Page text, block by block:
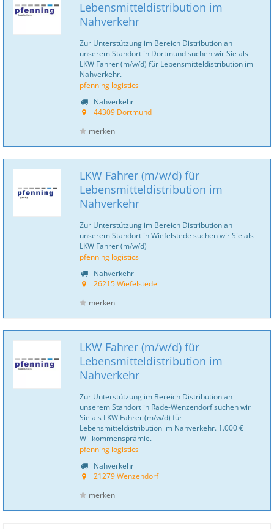
Lebensmitteldistribution im
Nahverkehr
Zur Unterstützung im Bereich Distribution an
unserem Standort in Dortmund suchen wir Sie als
LKW Fahrer (m/w/d) für Lebensmitteldistribution im
Nahverkehr.
pfenning logistics
Nahverkehr
44309 Dortmund
merken
LKW Fahrer (m/w/d) für
Lebensmitteldistribution im
Nahverkehr
Zur Unterstützung im Bereich Distribution an
unserem Standort in Wiefelstede suchen wir Sie als
LKW Fahrer (m/w/d)
pfenning logistics
Nahverkehr
26215 Wiefelstede
merken
LKW Fahrer (m/w/d) für
Lebensmitteldistribution im
Nahverkehr
Zur Unterstützung im Bereich Distribution an
unserem Standort in Rade-Wenzendorf suchen wir
Sie als LKW Fahrer (m/w/d) für
Lebensmitteldistribution im Nahverkehr. 1.000 €
Willkommensprämie.
pfenning logistics
Nahverkehr
21279 Wenzendorf
merken